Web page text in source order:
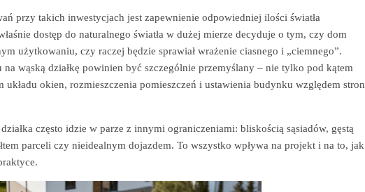
przy takich inwestycjach jest zapewnienie odpowiedniej ilości światła
dostęp do naturalnego światła w dużej mierze decyduje o tym, czy dom
użytkowaniu, czy raczej będzie sprawiał wrażenie ciasnego i „ciemnego”.
wąską działkę powinien być szczególnie przemyślany – nie tylko pod kątem
układu okien, rozmieszczenia pomieszczeń i ustawienia budynku względem stron
często idzie w parze z innymi ograniczeniami: bliskością sąsiadów, gęstą
parceli czy nieidealnym dojazdem. To wszystko wpływa na projekt i na to, jak